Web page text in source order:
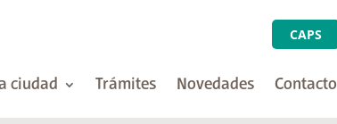
CAPS
ciudad Trámites Novedades Contacto